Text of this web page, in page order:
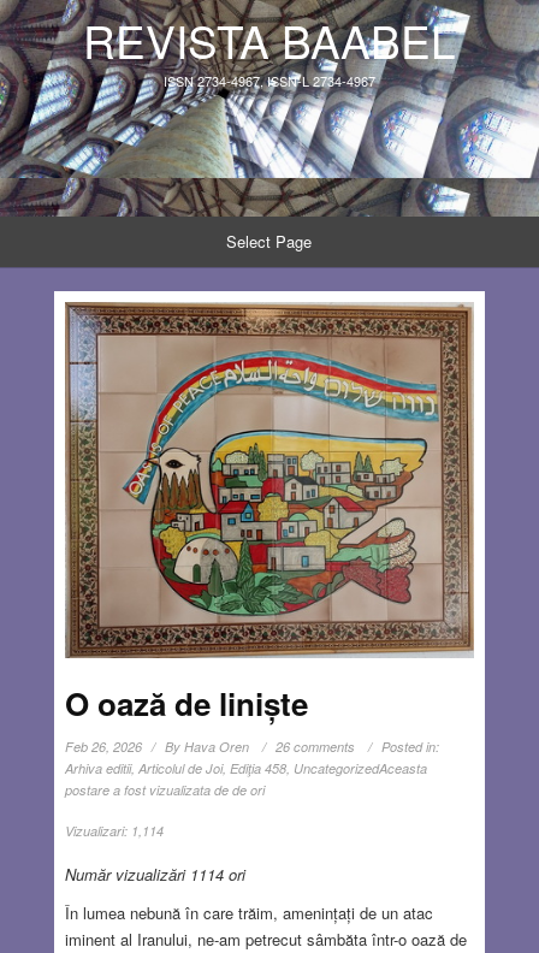
REVISTA BAABEL
ISSN 2734-4967, ISSN-L 2734-4967
Select Page
O oază de liniște
Feb 26, 2026 By Hava Oren 26 comments
Posted in:
Arhiva editii, Articolul de Joi, Ediţia 458, UncategorizedAceasta
postare a fost vizualizata de de ori
Vizualizari: 1,114
Număr vizualizări 1114 ori
În lumea nebună în care trăim, amenințați de un atac
iminent al Iranului, ne-am petrecut sâmbăta într-o oază de